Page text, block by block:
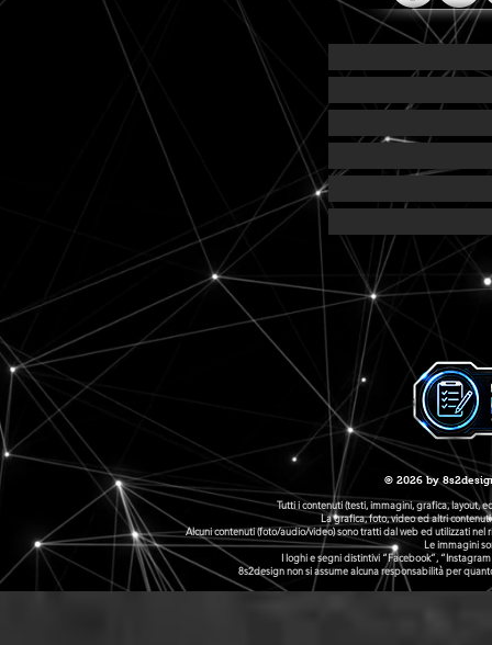
© 2026 by
Tutti i contenuti (testi, immagini, grafica, layout,
La grafica, foto, video ed altri
Alcuni contenuti (foto/audio/video) sono tratti dal web ed utilizzati
Le immagini
I loghi e segni distintivi “Facebook”,
8s2design non si assume alcuna responsabilità per